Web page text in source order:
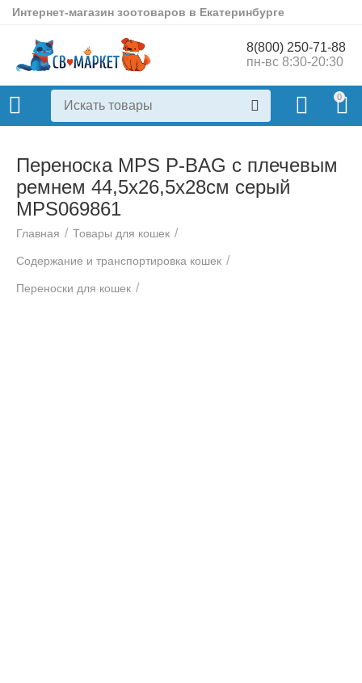
Интернет-магазин зоотоваров в Екатеринбурге
8(800) 250-71-88
пн-вс 8:30-20:30
0
Переноска MPS P-BAG с плечевым
ремнем 44,5х26,5х28см серый
MPS069861
Главная / Товары для кошек /
Содержание и транспортировка кошек /
Переноски для кошек /